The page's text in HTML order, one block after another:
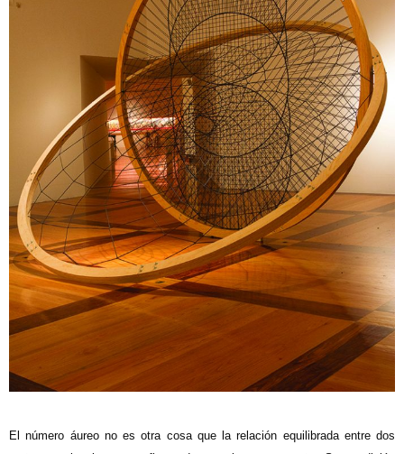
El número áureo no es otra cosa que la relación equilibrada entre dos